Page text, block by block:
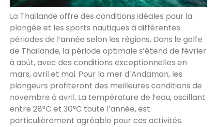
La Thaïlande offre des conditions idéales pour la
plongée et les sports nautiques à différentes
périodes de l’année selon les régions. Dans le golfe
de Thaïlande, la période optimale s’étend de février
à août, avec des conditions exceptionnelles en
mars, avril et mai. Pour la mer d’Andaman, les
plongeurs profiteront des meilleures conditions de
novembre à avril. La température de l’eau, oscillant
entre 28°C et 30°C toute l’année, est
particulièrement agréable pour ces activités.